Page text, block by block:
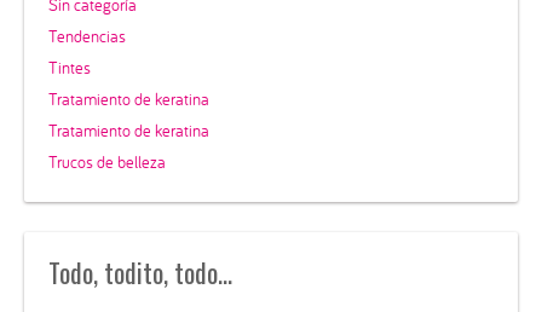
Sin categoría
Tendencias
Tintes
Tratamiento de keratina
Tratamiento de keratina
Trucos de belleza
Todo, todito, todo…